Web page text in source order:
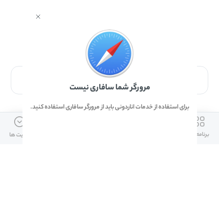
برای دانلود برنامه با مرورگر Safari وارد شوید.
ارتباط با ما
برنامه ها آپدیت ها
مرورگر شما سافاری نیست
برای استفاده از خدمات اناردونی باید از مرورگر سافاری استفاده کنید.